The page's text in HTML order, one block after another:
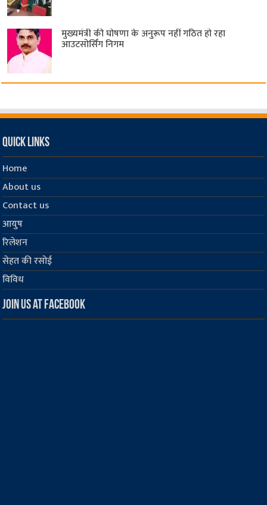
मुख्यमंत्री की घोषणा के अनुरूप नहीं गठित हो रहा
आउटसोर्सिंग निगम
Quick Links
Home
About us
Contact us
आयुष
रिलेशन
सेहत की रसोई
विविध
Join us at Facebook